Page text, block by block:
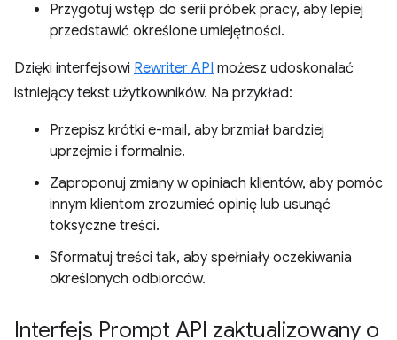
Przygotuj wstęp do serii próbek pracy, aby lepiej
przedstawić określone umiejętności.
Dzięki interfejsowi Rewriter API możesz udoskonalać
istniejący tekst użytkowników. Na przykład:
Przepisz krótki e-mail, aby brzmiał bardziej
uprzejmie i formalnie.
Zaproponuj zmiany w opiniach klientów, aby pomóc
innym klientom zrozumieć opinię lub usunąć
toksyczne treści.
Sformatuj treści tak, aby spełniały oczekiwania
określonych odbiorców.
Interfejs Prompt API zaktualizowany o